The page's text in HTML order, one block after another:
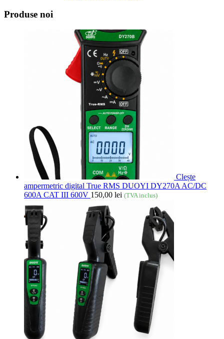
Produse noi
Clește
ampermetric digital True RMS DUOYI DY270A AC/DC
600A CAT III 600V 150,00 lei (TVA inclus)